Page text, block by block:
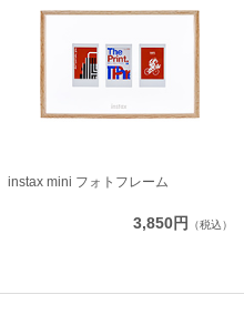
instax mini フォトフレーム
3,850円 （税込）